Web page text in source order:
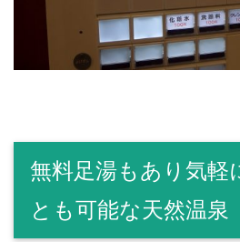
無料足湯もあり気軽
とも可能な天然温泉